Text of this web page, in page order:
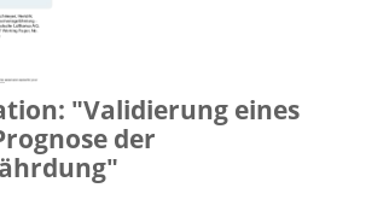
"Validierung eines
der